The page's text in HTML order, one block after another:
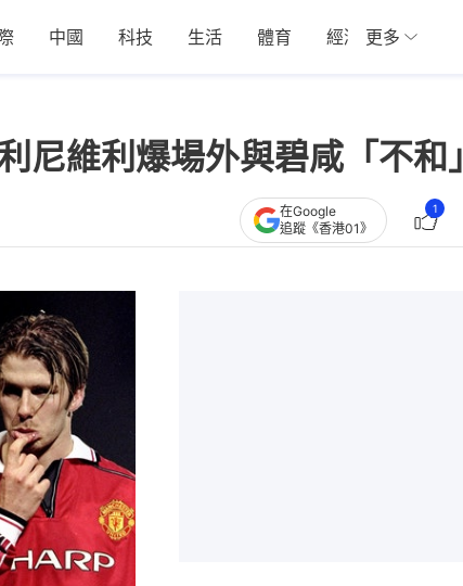
中國 科技 生活 體育 經濟 01深圳
更多
尼維利爆場外與碧咸「不和」
在Google
追蹤《香港01》
1